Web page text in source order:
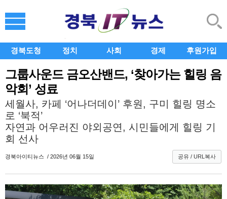
경북도청 정치 사회 경제 후원가입
그룹사운드 금오산밴드, ‘찾아가는 힐링 음
악회’ 성료
세월사, 카페 ‘어나더데이’ 후원, 구미 힐링 명소
로 ‘북적’
자연과 어우러진 야외공연, 시민들에게 힐링 기
회 선사
경북아이티뉴스 / 2026년 06월 15일 공유 / URL복사